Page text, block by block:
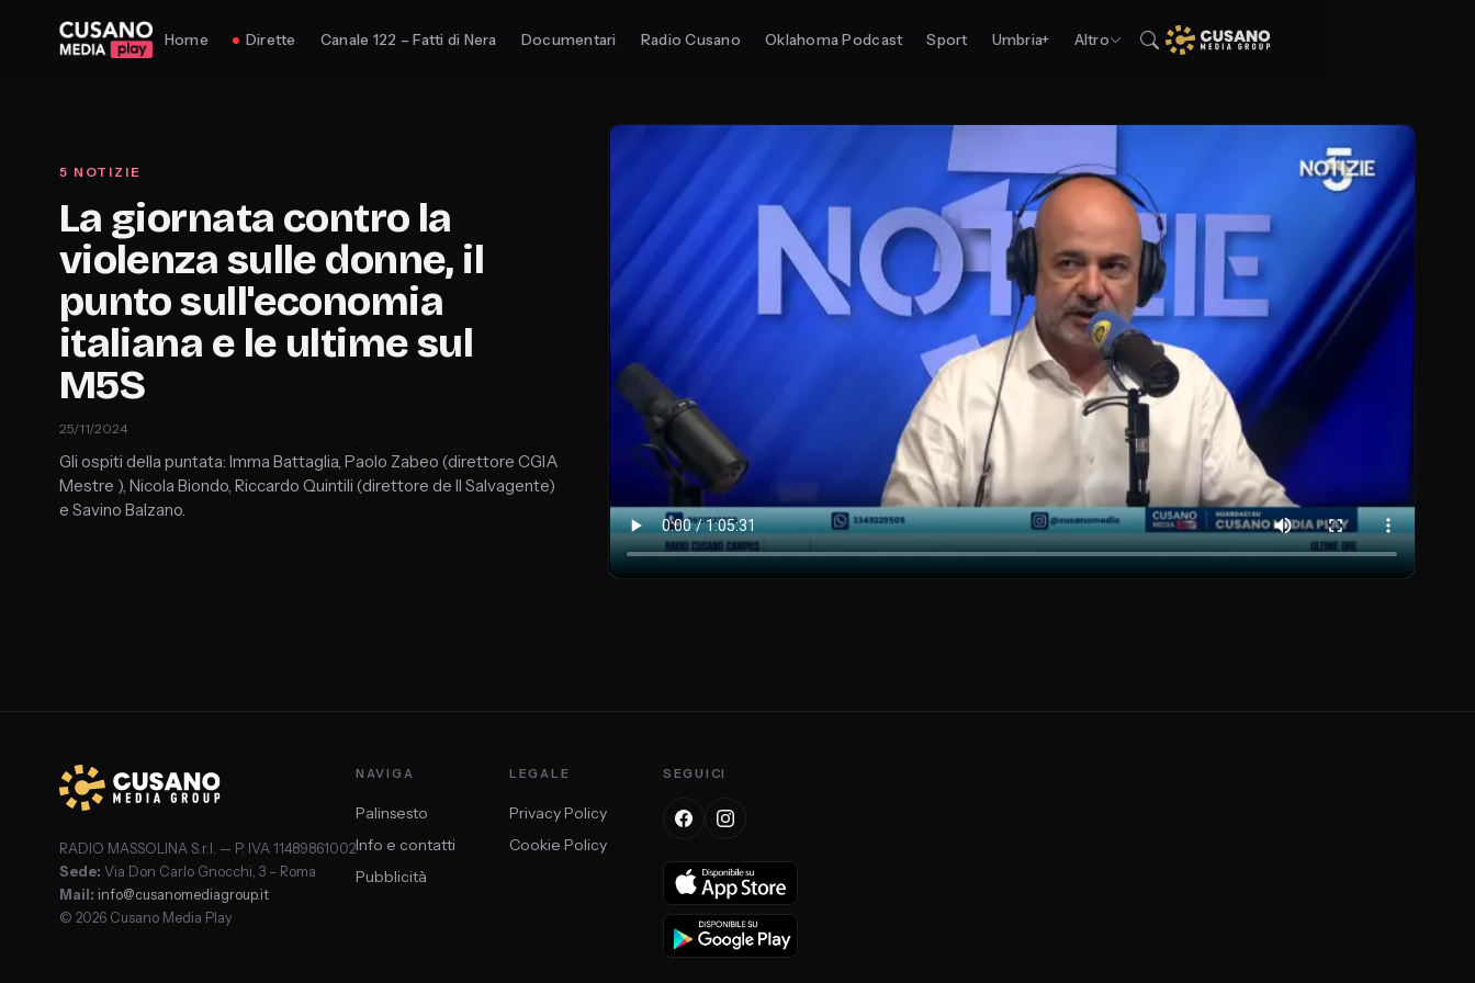
Home Dirette Canale 122 – Fatti di Nera Documentari Radio Cusano Oklahoma Podcast Sport Umbria+ Altro
5 NOTIZIE
La giornata contro la
violenza sulle donne, il
punto sull'economia
italiana e le ultime sul
M5S
25/11/2024
Gli ospiti della puntata: Imma Battaglia, Paolo Zabeo (direttore CGIA
Mestre ), Nicola Biondo, Riccardo Quintili (direttore de Il Salvagente)
e Savino Balzano.
RADIO MASSOLINA S.r.l. — P. IVA 11489861002
Sede: Via Don Carlo Gnocchi, 3 – Roma
Mail: info@cusanomediagroup.it
© 2026 Cusano Media Play
NAVIGA
Palinsesto
Info e contatti
Pubblicità
LEGALE
Privacy Policy
Cookie Policy
SEGUICI